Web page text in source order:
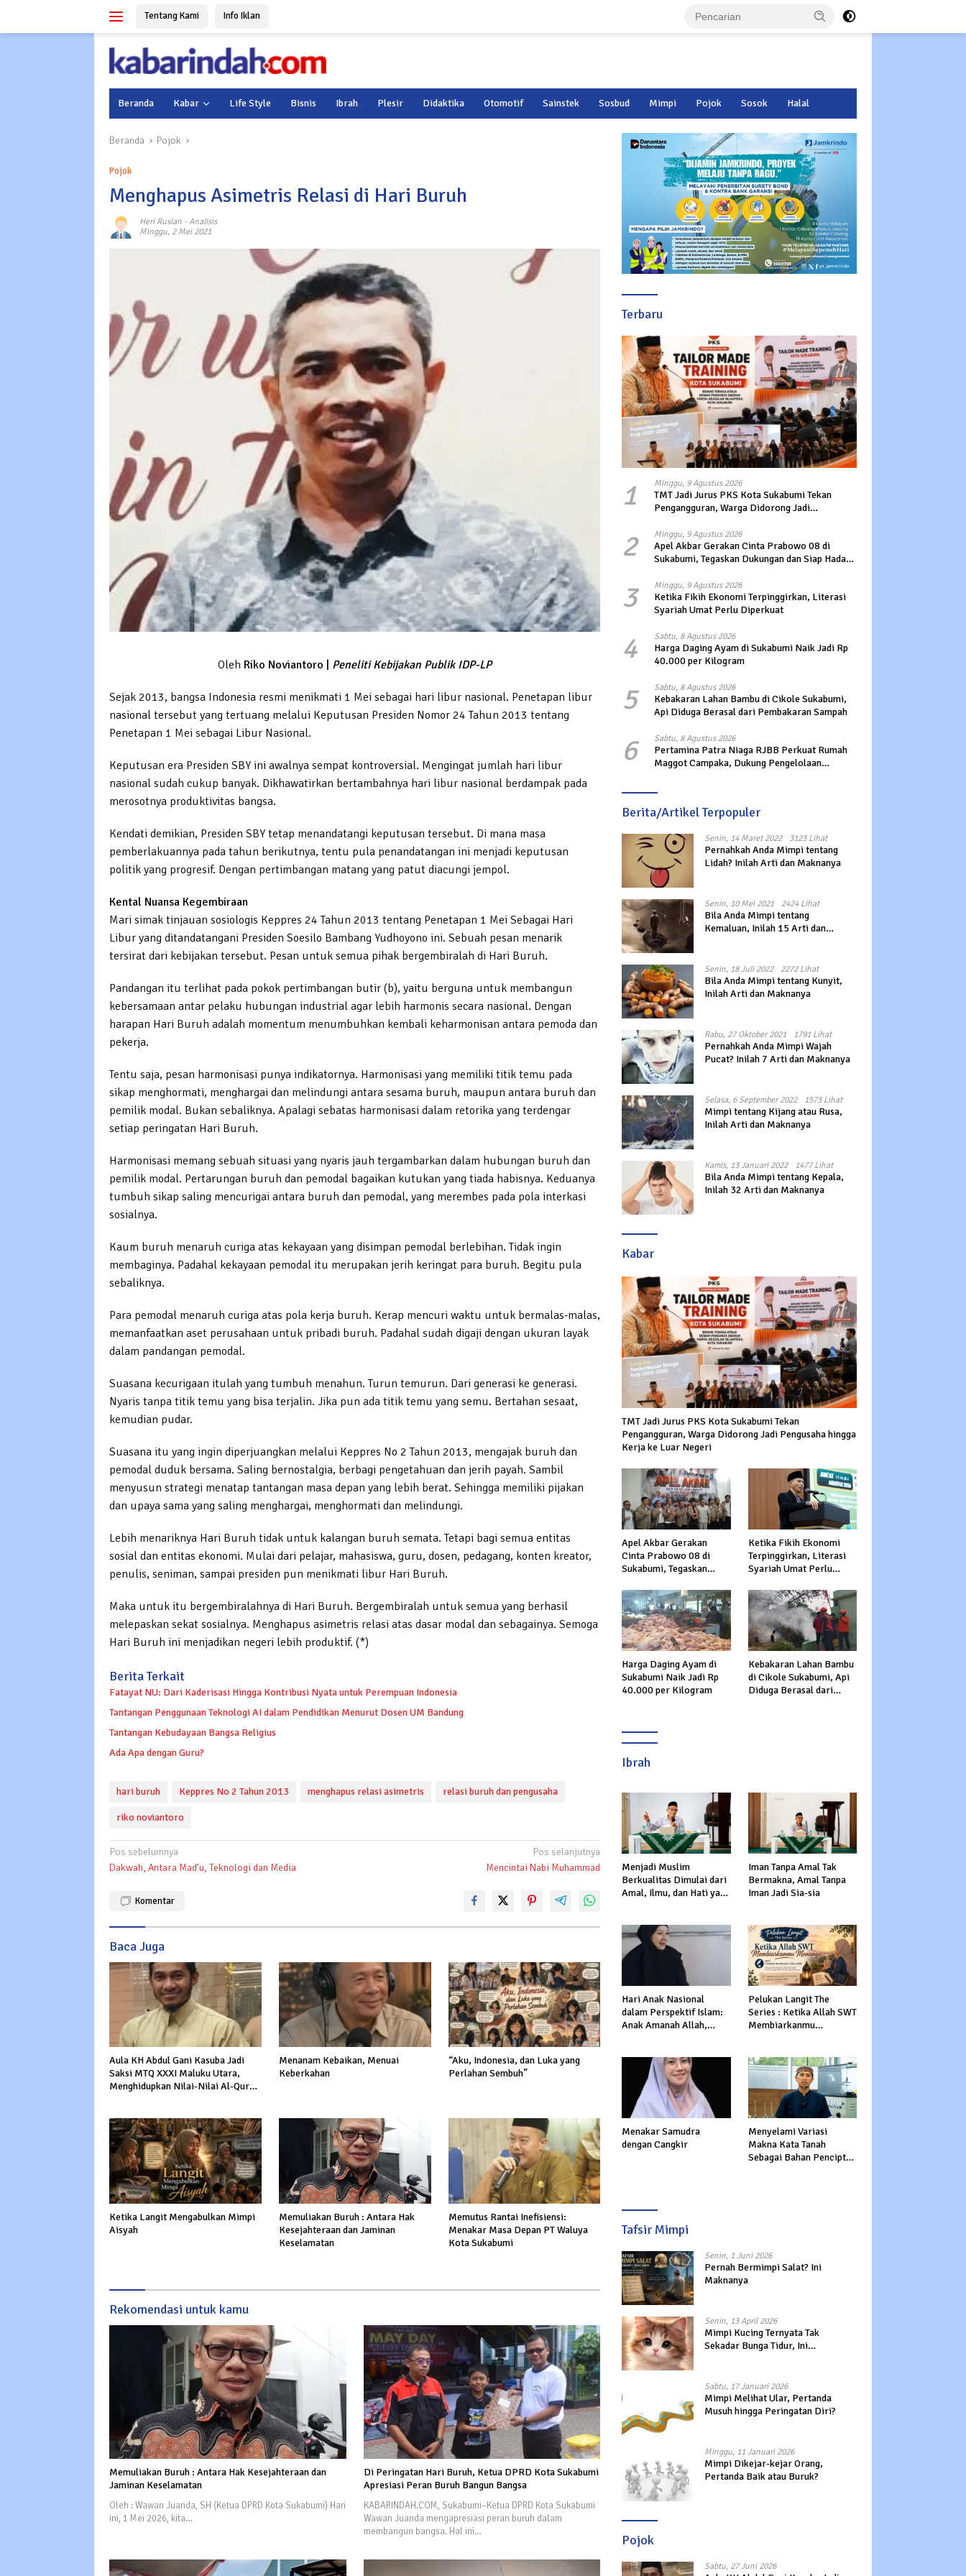
Tentang Kami Info Iklan
Beranda Kabar Life Style Bisnis Ibrah Plesir Didaktika Otomotif Sainstek Sosbud Mimpi Pojok Sosok Halal
Beranda Pojok
Pojok
Menghapus Asimetris Relasi di Hari Buruh
Heri Ruslan - Analisis
Minggu, 2 Mei 2021
Oleh Riko Noviantoro | Peneliti Kebijakan Publik IDP-LP
Sejak 2013, bangsa Indonesia resmi menikmati 1 Mei sebagai hari libur nasional. Penetapan libur
nasional tersebut yang tertuang melalui Keputusan Presiden Nomor 24 Tahun 2013 tentang
Penetapan 1 Mei sebagai Libur Nasional.
Keputusan era Presiden SBY ini awalnya sempat kontroversial. Mengingat jumlah hari libur
nasional sudah cukup banyak. Dikhawatirkan bertambahnya hari libur nasional berdampak pada
merosotnya produktivitas bangsa.
Kendati demikian, Presiden SBY tetap menandatangi keputusan tersebut. Di mana masa
pemberlakuannya pada tahun berikutnya, tentu pula penandatangan ini menjadi keputusan
politik yang progresif. Dengan pertimbangan matang yang patut diacungi jempol.
Kental Nuansa Kegembiraan
Mari simak tinjauan sosiologis Keppres 24 Tahun 2013 tentang Penetapan 1 Mei Sebagai Hari
Libur yang ditandatangani Presiden Soesilo Bambang Yudhoyono ini. Sebuah pesan menarik
tersirat dari kebijakan tersebut. Pesan untuk semua pihak bergembiralah di Hari Buruh.
Pandangan itu terlihat pada pokok pertimbangan butir (b), yaitu berguna untuk membangun
kebersamaan antar pelaku hubungan industrial agar lebih harmonis secara nasional. Dengan
harapan Hari Buruh adalah momentum menumbuhkan kembali keharmonisan antara pemoda dan
pekerja.
Tentu saja, pesan harmonisasi punya indikatornya. Harmonisasi yang memiliki titik temu pada
sikap menghormati, menghargai dan melindungi antara sesama buruh, maupun antara buruh dan
pemilik modal. Bukan sebaliknya. Apalagi sebatas harmonisasi dalam retorika yang terdengar
setiap peringatan Hari Buruh.
Harmonisasi memang sebuah situasi yang nyaris jauh tergambarkan dalam hubungan buruh dan
pemilik modal. Pertarungan buruh dan pemodal bagaikan kutukan yang tiada habisnya. Keduanya
tumbuh sikap saling mencurigai antara buruh dan pemodal, yang merembes pada pola interkasi
sosialnya.
Kaum buruh menaruh curiga atas kekayaan yang disimpan pemodal berlebihan. Tidak ingin
membaginya. Padahal kekayaan pemodal itu merupakan jerih keringat para buruh. Begitu pula
sebaliknya.
Para pemodal menaruh curiga atas pola kerja buruh. Kerap mencuri waktu untuk bermalas-malas,
memanfaatkan aset perusahaan untuk pribadi buruh. Padahal sudah digaji dengan ukuran layak
dalam pandangan pemodal.
Suasana kecurigaan itulah yang tumbuh menahun. Turun temurun. Dari generasi ke generasi.
Nyaris tanpa titik temu yang bisa terjalin. Jika pun ada titik temu yang semu. Bertahan sesaat,
kemudian pudar.
Suasana itu yang ingin diperjuangkan melalui Keppres No 2 Tahun 2013, mengajak buruh dan
pemodal duduk bersama. Saling bernostalgia, berbagi pengetahuan dan jerih payah. Sambil
menyusun strategi menatap tantangan masa depan yang lebih berat. Sehingga memiliki pijakan
dan upaya sama yang saling menghargai, menghormati dan melindungi.
Lebih menariknya Hari Buruh tidak untuk kalangan buruh semata. Tetapi bagi semua entitas
sosial dan entitas ekonomi. Mulai dari pelajar, mahasiswa, guru, dosen, pedagang, konten kreator,
penulis, seniman, sampai presiden pun menikmati libur Hari Buruh.
Maka untuk itu bergembiralahnya di Hari Buruh. Bergembiralah untuk semua yang berhasil
melepaskan sekat sosialnya. Menghapus asimetris relasi atas dasar modal dan sebagainya. Semoga
Hari Buruh ini menjadikan negeri lebih produktif. (*)
Berita Terkait
Fatayat NU: Dari Kaderisasi Hingga Kontribusi Nyata untuk Perempuan Indonesia
Tantangan Penggunaan Teknologi AI dalam Pendidikan Menurut Dosen UM Bandung
Tantangan Kebudayaan Bangsa Religius
Ada Apa dengan Guru?
hari buruh Keppres No 2 Tahun 2013 menghapus relasi asimetris relasi buruh dan pengusaha
riko noviantoro
Navigasi
pos
Pos sebelumnya
Dakwah, Antara Mad’u, Teknologi dan Media
Pos selanjutnya
Mencintai Nabi Muhammad
Komentar
Baca Juga
Aula KH Abdul Gani Kasuba Jadi
Saksi MTQ XXXI Maluku Utara,
Menghidupkan Nilai-Nilai Al-Quran
Menanam Kebaikan, Menuai
Keberkahan
“Aku, Indonesia, dan Luka yang
Perlahan Sembuh”
Ketika Langit Mengabulkan Mimpi
Aisyah
Memuliakan Buruh : Antara Hak
Kesejahteraan dan Jaminan
Keselamatan
Memutus Rantai Inefisiensi:
Menakar Masa Depan PT Waluya
Kota Sukabumi
Rekomendasi untuk kamu
Memuliakan Buruh : Antara Hak Kesejahteraan dan
Jaminan Keselamatan
Oleh : Wawan Juanda, SH (Ketua DPRD Kota Sukabumi) Hari
ini, 1 Mei 2026, kita…
Di Peringatan Hari Buruh, Ketua DPRD Kota Sukabumi
Apresiasi Peran Buruh Bangun Bangsa
KABARINDAH.COM, Sukabumi–Ketua DPRD Kota Sukabumi
Wawan Juanda mengapresiasi peran buruh dalam
membangun bangsa. Hal ini…
Terbaru
1 Minggu, 9 Agustus 2026
TMT Jadi Jurus PKS Kota Sukabumi Tekan
Pengangguran, Warga Didorong Jadi
2 Minggu, 9 Agustus 2026
Apel Akbar Gerakan Cinta Prabowo 08 di
Sukabumi, Tegaskan Dukungan dan Siap Hadapi
3 Minggu, 9 Agustus 2026
Ketika Fikih Ekonomi Terpinggirkan, Literasi
Syariah Umat Perlu Diperkuat
4 Sabtu, 8 Agustus 2026
Harga Daging Ayam di Sukabumi Naik Jadi Rp
40.000 per Kilogram
5 Sabtu, 8 Agustus 2026
Kebakaran Lahan Bambu di Cikole Sukabumi,
Api Diduga Berasal dari Pembakaran Sampah
6 Sabtu, 8 Agustus 2026
Pertamina Patra Niaga RJBB Perkuat Rumah
Maggot Campaka, Dukung Pengelolaan
Berita/Artikel Terpopuler
Senin, 14 Maret 2022 3123 Lihat
Pernahkah Anda Mimpi tentang
Lidah? Inilah Arti dan Maknanya
Senin, 10 Mei 2021 2424 Lihat
Bila Anda Mimpi tentang
Kemaluan, Inilah 15 Arti dan
Senin, 18 Juli 2022 2272 Lihat
Bila Anda Mimpi tentang Kunyit,
Inilah Arti dan Maknanya
Rabu, 27 Oktober 2021 1791 Lihat
Pernahkah Anda Mimpi Wajah
Pucat? Inilah 7 Arti dan Maknanya
Selasa, 6 September 2022 1573 Lihat
Mimpi tentang Kijang atau Rusa,
Inilah Arti dan Maknanya
Kamis, 13 Januari 2022 1477 Lihat
Bila Anda Mimpi tentang Kepala,
Inilah 32 Arti dan Maknanya
Kabar
TMT Jadi Jurus PKS Kota Sukabumi Tekan
Pengangguran, Warga Didorong Jadi Pengusaha hingga
Kerja ke Luar Negeri
Apel Akbar Gerakan
Cinta Prabowo 08 di
Sukabumi, Tegaskan
Hadapi Serangan
terhadap Prabowo
Ketika Fikih Ekonomi
Terpinggirkan, Literasi
Syariah Umat Perlu
Harga Daging Ayam di
Sukabumi Naik Jadi Rp
40.000 per Kilogram
Kebakaran Lahan Bambu
di Cikole Sukabumi, Api
Diduga Berasal dari
Ibrah
Menjadi Muslim
Berkualitas Dimulai dari
Amal, Ilmu, dan Hati yang
Iman Tanpa Amal Tak
Bermakna, Amal Tanpa
Iman Jadi Sia-sia
Hari Anak Nasional
dalam Perspektif Islam:
Anak Amanah Allah,
Pelukan Langit The
Series : Ketika Allah SWT
Membiarkanmu
Menakar Samudra
dengan Cangkir
Menyelami Variasi
Makna Kata Tanah
Sebagai Bahan Pencipta
Tafsir Mimpi
Senin, 1 Juni 2026
Pernah Bermimpi Salat? Ini
Maknanya
Senin, 13 April 2026
Mimpi Kucing Ternyata Tak
Sekadar Bunga Tidur, Ini
Sabtu, 17 Januari 2026
Mimpi Melihat Ular, Pertanda
Musuh hingga Peringatan Diri?
Minggu, 11 Januari 2026
Mimpi Dikejar-kejar Orang,
Pertanda Baik atau Buruk?
Pojok
Sabtu, 27 Juni 2026